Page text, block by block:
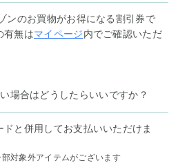
ンのお買物がお得になる割引券で
有無はマイページ内でご確認いただ
場合はどうしたらいいですか？
ドと併用してお支払いいただけま
対象外アイテムがございます